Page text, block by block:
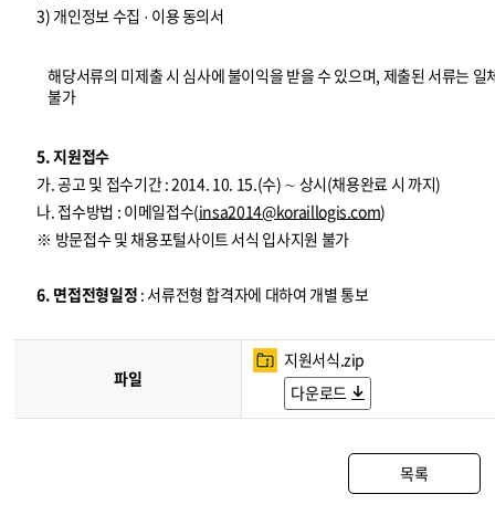
3) 개인정보 수집 · 이용 동의서
해당서류의 미제출 시 심사에 불이익을 받을 수 있으며, 제출된 서류는 일
불가
5. 지원접수
가. 공고 및 접수기간 : 2014. 10. 15.(수) ∼ 상시(채용완료 시 까지)
나. 접수방법 : 이메일접수(insa2014@koraillogis.com)
※ 방문접수 및 채용포털사이트 서식 입사지원 불가
6. 면접전형일정 : 서류전형 합격자에 대하여 개별 통보
파일
지원서식.zip
다운로드
목록